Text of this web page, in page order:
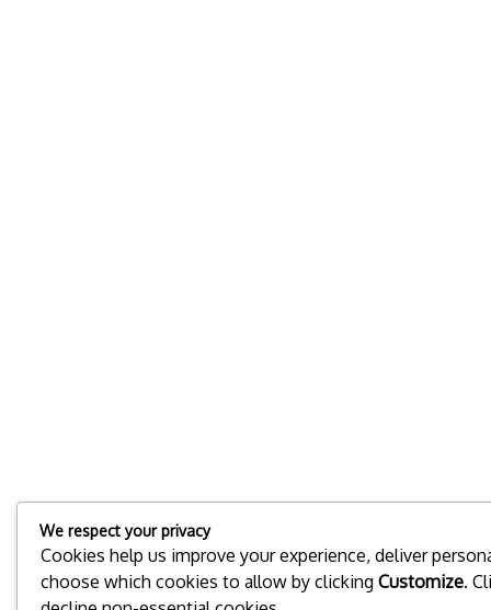
We respect your privacy
Cookies help us improve your experience, deliver
choose which cookies to allow by clicking Customize.